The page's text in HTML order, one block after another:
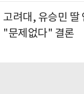
고려대, 유승민 딸
"문제없다" 결론